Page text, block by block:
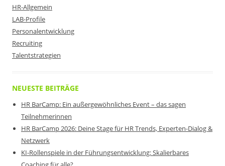
HR-Allgemein
LAB-Profile
Personalentwicklung
Recruiting
Talentstrategien
NEUESTE BEITRÄGE
HR BarCamp: Ein außergewöhnliches Event – das sagen
Teilnehmerinnen
HR BarCamp 2026: Deine Stage für HR Trends, Experten-Dialog &
Netzwerk
KI-Rollenspiele in der Führungsentwicklung: Skalierbares